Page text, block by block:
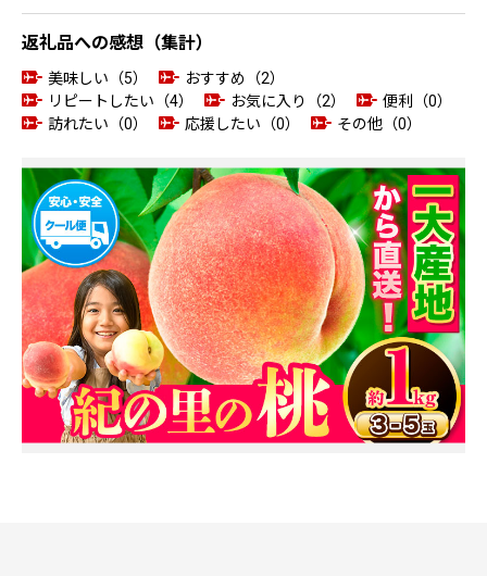
返礼品への感想（集計）
美味しい（5）
おすすめ（2）
リピートしたい（4）
お気に入り（2）
便利（0）
訪れたい（0）
応援したい（0） その他（0）